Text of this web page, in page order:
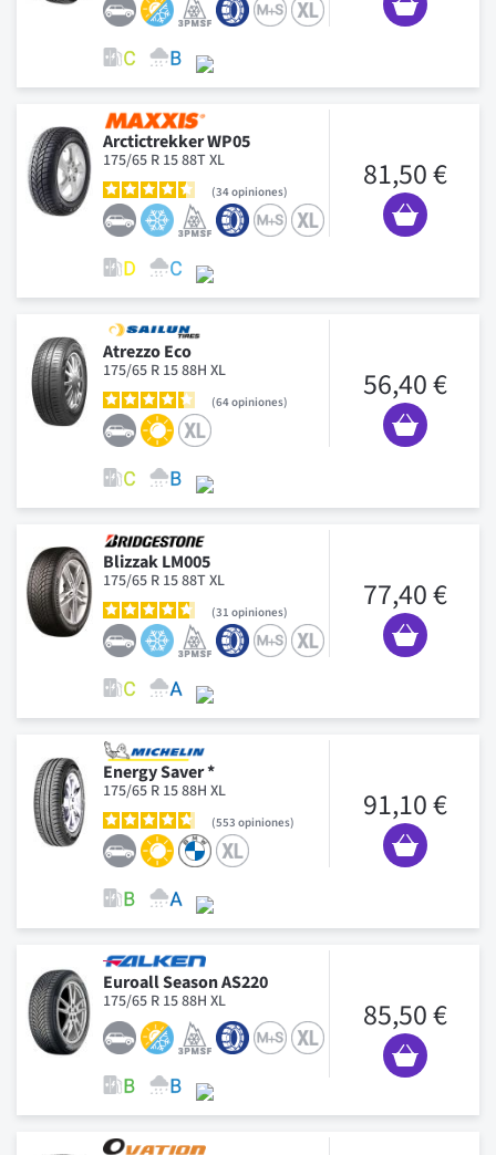
Arctictrekker WP05
175/65 R 15 88T XL
34opiniones 81,50 €
Atrezzo Eco
175/65 R 15 88H XL
64opiniones 56,40 €
Blizzak LM005
175/65 R 15 88T XL
31 opiniones 77,40 €
Energy Saver *
175/65 R 15 88H XL
553 opiniones 91,10 €
Euroall Season AS220
175/65 R 15 88H XL 85,50 €